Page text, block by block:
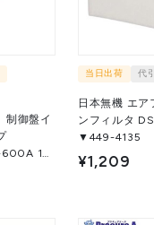
制御盤イ
1本
当日出荷 代
日本無機 エア
ンフィルタ
▼449-4135
¥1,209